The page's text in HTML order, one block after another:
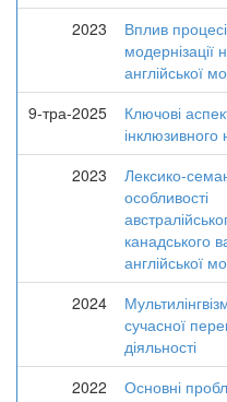
2023
Вплив
модернізації
англійської
9-тра-2025
Ключові
інклюзивного
2023
Лексико-
особливості
канадського
англійської
2024
сучасної
діяльності
2022
Основні